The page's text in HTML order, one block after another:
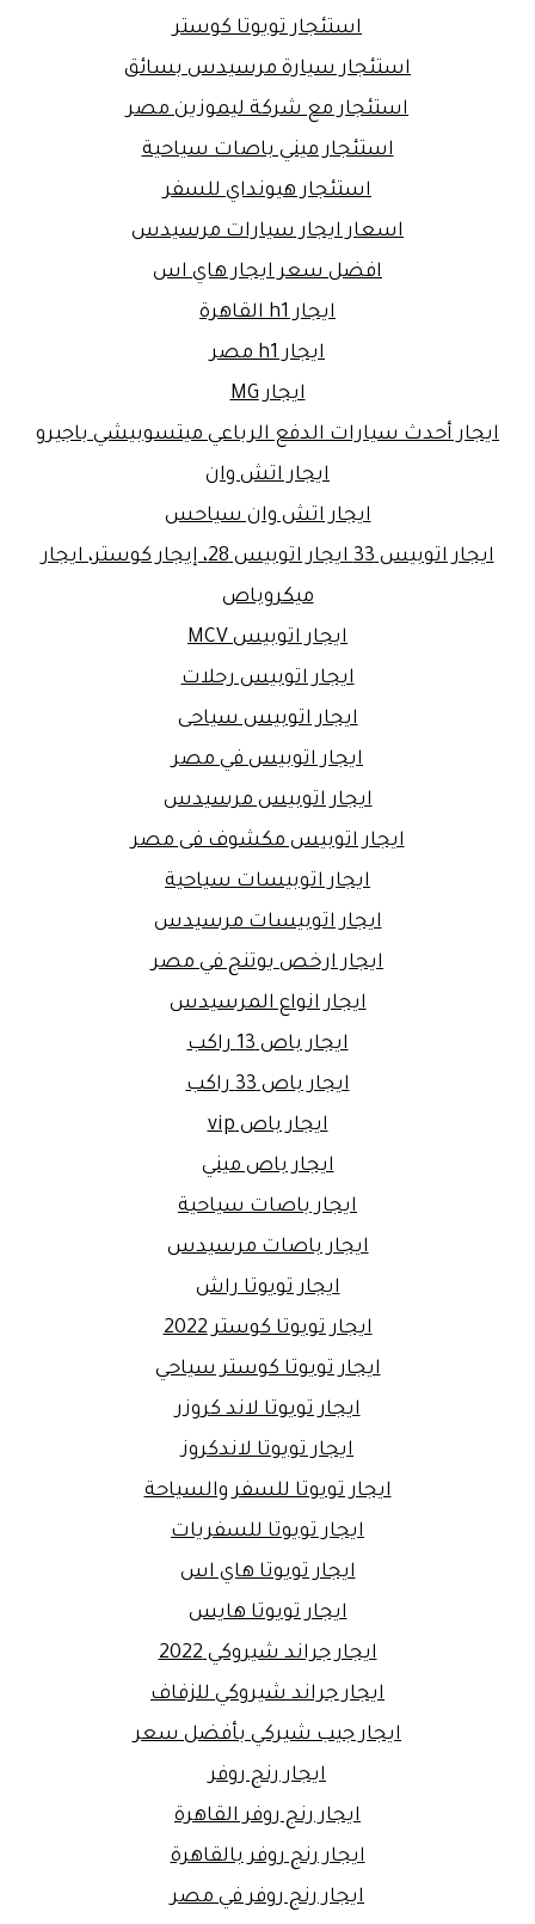
استئجار تويوتا كوستر
استئجار سيارة مرسيدس بسائق
استئجار مع شركة ليموزين مصر
استئجار ميني باصات سياحية
استئجار هيونداي للسفر
اسعار ايجار سيارات مرسيدس
افضل سعر ايجار هاي اس
ايجار h1 القاهرة
ايجار h1 مصر
ايجار MG
ايجار أحدث سيارات الدفع الرباعي ميتسوبيشي باجيرو
ايجار اتش وان
ايجار اتش وان سياحس
ايجار اتوبيس 33 ايجار اتوبيس 28، إيجار كوستر، ايجار
ميكروباص
ايجار اتوبيس MCV
ايجار اتوبيس رحلات
ايجار اتوبيس سياحى
ايجار اتوبيس في مصر
ايجار اتوبيس مرسيدس
ايجار اتوبيس مكشوف فى مصر
ايجار اتوبيسات سياحية
ايجار اتوبيسات مرسيدس
ايجار ارخص يوتنج في مصر
ايجار انواع المرسيدس
ايجار باص 13 راكب
ايجار باص 33 راكب
ايجار باص vip
ايجار باص ميني
ايجار باصات سياحية
ايجار باصات مرسيدس
ايجار تويوتا راش
ايجار تويوتا كوستر 2022
ايجار تويوتا كوستر سياحي
ايجار تويوتا لاند كروزر
ايجار تويوتا لاندكروز
ايجار تويوتا للسفر والسياحة
ايجار تويوتا للسفريات
ايجار تويوتا هاي اس
ايجار تويوتا هايس
ايجار جراند شيروكي 2022
ايجار جراند شيروكي للزفاف
ايجار جيب شيركي بأفضل سعر
ايجار رنج روفر
ايجار رنج روفر القاهرة
ايجار رنج روفر بالقاهرة
ايجار رنج روفر في مصر